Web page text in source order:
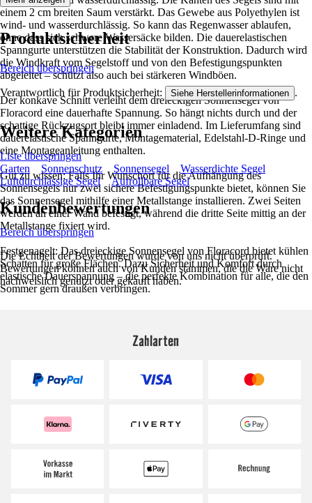
einem 2 cm breiten Saum verstärkt. Das Gewebe aus Polyethylen ist
wind- und wasserdurchlässig. So kann das Regenwasser ablaufen,
ohne dass sich schwere Wassersäcke bilden. Die dauerelastischen
Spanngurte unterstützen die Stabilität der Konstruktion. Dadurch wird
die Windkraft vom Segelstoff und von den Befestigungspunkten
abgeleitet – schützt also auch bei stärkeren Windböen.
Der konkave Schnitt verleiht dem dreieckigen Sonnensegel von
Floracord eine dauerhafte Spannung. So hängt nichts durch und der
schattige Rückzugsort bleibt immer einladend. Im Lieferumfang sind
dauerelastische Spanngurte, Montagematerial, Edelstahl-D-Ringe und
eine Montageanleitung enthalten.
Gut zu wissen: Falls Ihr Wunschort für die Aufhängung des
Sonnensegels nur zwei sichere Befestigungspunkte bietet, können Sie
das Sonnensegel mithilfe einer Metallstange installieren. Zwei Seiten
werden an einer Wand befestigt, während die dritte Seite mittig an der
Metallstange fixiert wird.
Festgenagelt: Das dreieckige Sonnensegel von Floracord bietet kühlen
Schatten für große Flächen. Dazu Sicherheit und Komfort durch
elastische Dauerspannung – die perfekte Kombination für alle, die den
Sommer gern draußen verbringen.
Produktsicherheit
Bereich überspringen
Verantwortlich für Produktsicherheit: Siehe Herstellerinformationen .
Weitere Kategorien
Liste überspringen
Garten
Sonnenschutz Sonnensegel
Wasserdichte Segel
Luftdurchlässige Segel
Aufrollbare Segel
Kundenbewertungen
Bereich überspringen
Die Echtheit der Bewertungen wurde von uns nicht überprüft.
Bewertungen können auch von Kunden stammen, die die Ware nicht
nachweislich genutzt oder gekauft haben.
Zahlarten